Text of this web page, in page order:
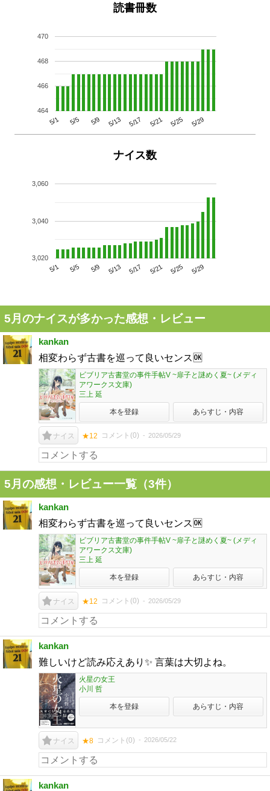
読書冊数
5/1 5/5 5/9 5/13 5/17 5/21 5/25 5/29
464
466
468
470
ナイス数
5/1 5/5 5/9 5/13 5/17 5/21 5/25 5/29
3,020
3,040
3,060
5月のナイスが多かった感想・レビュー
kankan
相変わらず古書を巡って良いセンス🆗
ビブリア古書堂の事件手帖V ~扉子と謎めく夏~ (メディ
アワークス文庫)
三上 延
本を登録 あらすじ・内容
ナイス ★12 コメント(0) 2026/05/29
5月の感想・レビュー一覧（3件）
kankan
相変わらず古書を巡って良いセンス🆗
ビブリア古書堂の事件手帖V ~扉子と謎めく夏~ (メディ
アワークス文庫)
三上 延
本を登録 あらすじ・内容
ナイス ★12 コメント(0) 2026/05/29
kankan
難しいけど読み応えあり✨ 言葉は大切よね。
火星の女王
小川 哲
本を登録 あらすじ・内容
ナイス ★8 コメント(0) 2026/05/22
kankan